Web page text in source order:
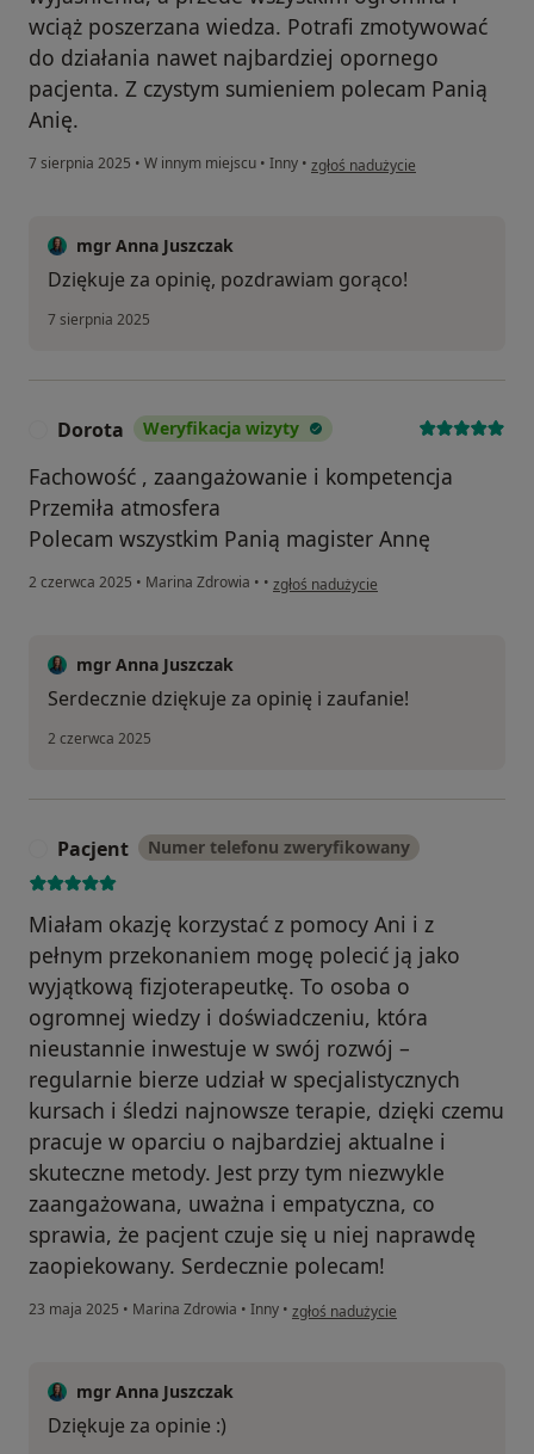
wciąż poszerzana wiedza. Potrafi zmotywować
do działania nawet najbardziej opornego
pacjenta. Z czystym sumieniem polecam Panią
Anię.
7 sierpnia 2025 • W innym miejscu • Inny • w opinii użytkownika M.JH.
zgłoś nadużycie
mgr Anna Juszczak
Dziękuje za opinię, pozdrawiam gorąco!
7 sierpnia 2025
Dorota Weryfikacja wizyty
Fachowość , zaangażowanie i kompetencja
Przemiła atmosfera
Polecam wszystkim Panią magister Annę
2 czerwca 2025 • Marina Zdrowia • • w opinii użytkownika Dorota
zgłoś nadużycie
mgr Anna Juszczak
Serdecznie dziękuje za opinię i zaufanie!
2 czerwca 2025
Pacjent Numer telefonu zweryfikowany
Miałam okazję korzystać z pomocy Ani i z
pełnym przekonaniem mogę polecić ją jako
wyjątkową fizjoterapeutkę. To osoba o
ogromnej wiedzy i doświadczeniu, która
nieustannie inwestuje w swój rozwój –
regularnie bierze udział w specjalistycznych
kursach i śledzi najnowsze terapie, dzięki czemu
pracuje w oparciu o najbardziej aktualne i
skuteczne metody. Jest przy tym niezwykle
zaangażowana, uważna i empatyczna, co
sprawia, że pacjent czuje się u niej naprawdę
zaopiekowany. Serdecznie polecam!
23 maja 2025 • Marina Zdrowia • Inny • w opinii użytkownika Pacjent
zgłoś nadużycie
mgr Anna Juszczak
Dziękuje za opinie :)